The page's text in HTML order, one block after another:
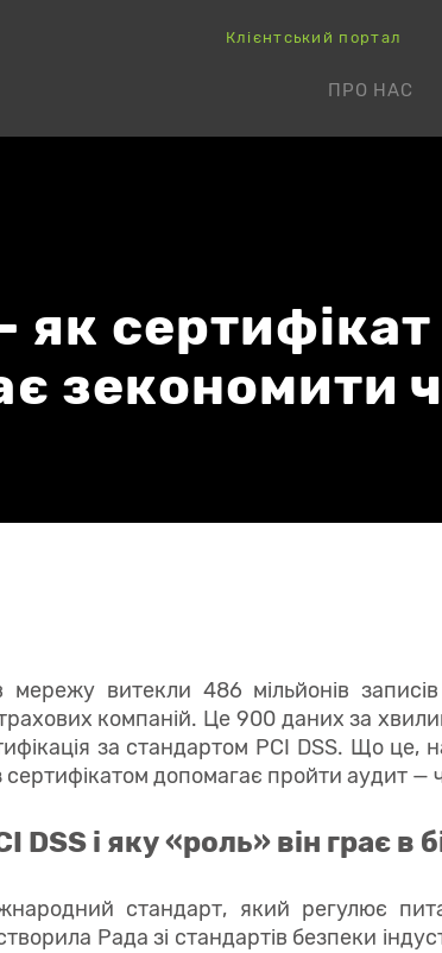
Клієнтський портал
ПРО НАС
як
зекономити
витекли 486 мільйонів
компаній. Це 900 даних за
за стандартом PCI DSS. Що це,
сертифікатом допомагає пройти аудит —
DSS і яку «роль» він грає в
стандарт, який регулює
Рада зі стандартів безпеки